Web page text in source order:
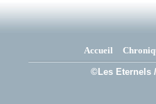
Accueil
©Les Eternels